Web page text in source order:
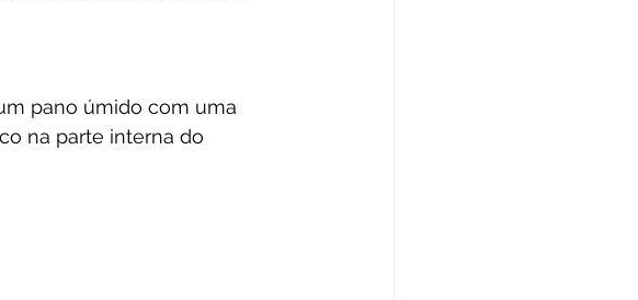
pano úmido com uma
na parte interna do